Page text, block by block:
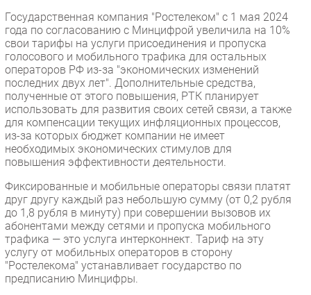
Государственная компания "Ростелеком" с 1 мая 2024
года по согласованию с Минцифрой увеличила на 10%
свои тарифы на услуги присоединения и пропуска
голосового и мобильного трафика для остальных
операторов РФ из-за "экономических изменений
последних двух лет". Дополнительные средства,
полученные от этого повышения, РТК планирует
использовать для развития своих сетей связи, а также
для компенсации текущих инфляционных процессов,
из-за которых бюджет компании не имеет
необходимых экономических стимулов для
повышения эффективности деятельности.
Фиксированные и мобильные операторы связи платят
друг другу каждый раз небольшую сумму (от 0,2 рубля
до 1,8 рубля в минуту) при совершении вызовов их
абонентами между сетями и пропуска мобильного
трафика — это услуга интерконнект. Тариф на эту
услугу от мобильных операторов в сторону
"Ростелекома" устанавливает государство по
предписанию Минцифры.